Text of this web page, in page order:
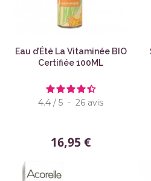
Eau d’Été La Vitaminée BIO
Certifiée 100ML
4.4 / 5 - 26 avis
16,95 €